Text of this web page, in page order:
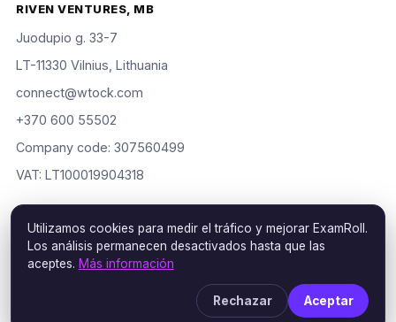
RIVEN VENTURES, MB
Juodupio g. 33-7
LT-11330 Vilnius, Lithuania
connect@wtock.com
+370 600 55502
Company code: 307560499
VAT: LT100019904318
© 2016–2026 Riven Ventures, MB. Todos los derechos
reservados. ExamRoll is an independent study aid, not affiliated
with or endorsed by the certification vendors named; rights
holders may request removal via ourDMCA policy.
Utilizamos cookies para medir el tráfico y mejorar ExamRoll.
Los análisis permanecen desactivados hasta que las
aceptes. Más información
Rechazar Aceptar